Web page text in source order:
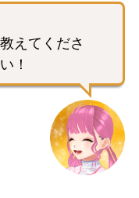
えてくださ
！